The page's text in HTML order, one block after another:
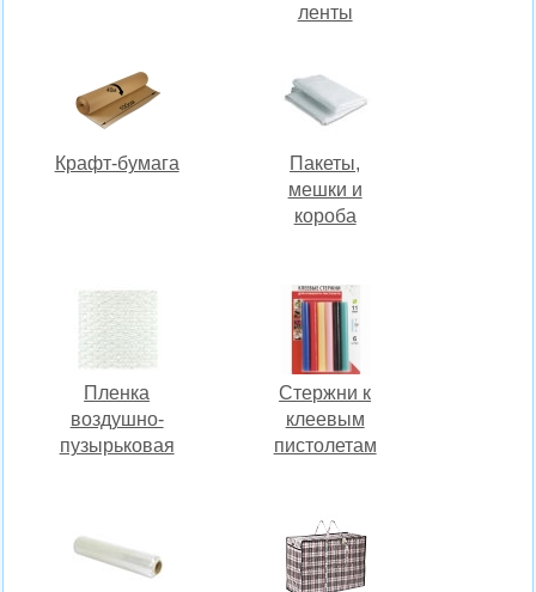
ленты
Крафт-бумага
Пакеты,
мешки и
короба
Пленка
воздушно-
пузырьковая
Стержни к
клеевым
пистолетам